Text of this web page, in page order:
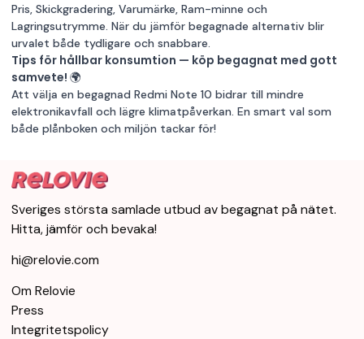
Pris, Skickgradering, Varumärke, Ram-minne och
Lagringsutrymme. När du jämför begagnade alternativ blir
urvalet både tydligare och snabbare.
Tips för hållbar konsumtion — köp begagnat med gott
samvete! 🌍
Att välja en begagnad Redmi Note 10 bidrar till mindre
elektronikavfall och lägre klimatpåverkan. En smart val som
både plånboken och miljön tackar för!
Sveriges största samlade utbud av begagnat på nätet.
Hitta, jämför och bevaka!
hi@relovie.com
Om Relovie
Press
Integritetspolicy